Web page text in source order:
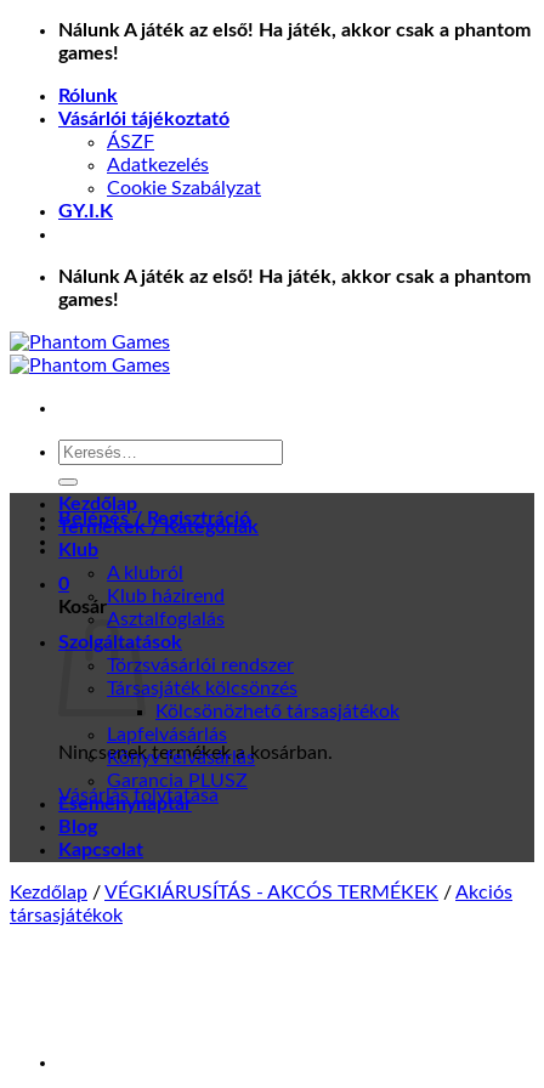
Skip
Nálunk A játék az első! Ha játék, akkor csak a phantom
games!
Rólunk
Vásárlói tájékoztató
ÁSZF
Adatkezelés
Cookie Szabályzat
GY.I.K
Nálunk A játék az első! Ha játék, akkor csak a phantom
games!
Keresés
következőre:
Belépés / Regisztráció
0
Kosár
Nincsenek termékek a kosárban.
Vásárlás folytatása
Kezdőlap
Termékek / Kategóriák
Klub
A klubról
Klub házirend
Asztalfoglalás
Szolgáltatások
Törzsvásárlói rendszer
Társasjáték kölcsönzés
Kölcsönözhető társasjátékok
Lapfelvásárlás
Könyv felvásárlás
Garancia PLUSZ
Eseménynaptár
Blog
Kapcsolat
Kezdőlap /VÉGKIÁRUSÍTÁS - AKCÓS TERMÉKEK /Akciós
társasjátékok